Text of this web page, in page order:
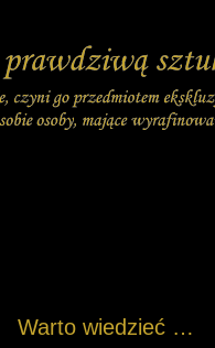
Warto wiedzieć …